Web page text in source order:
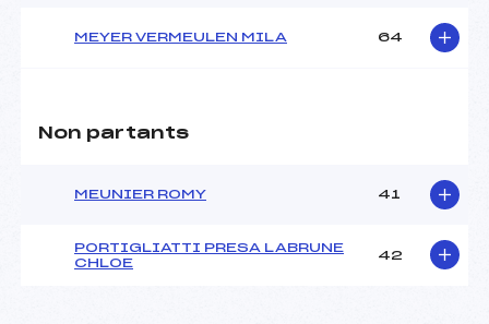
MEYER VERMEULEN MILA 64
Non partants
MEUNIER ROMY 41
PORTIGLIATTI PRESA LABRUNE
CHLOE
42